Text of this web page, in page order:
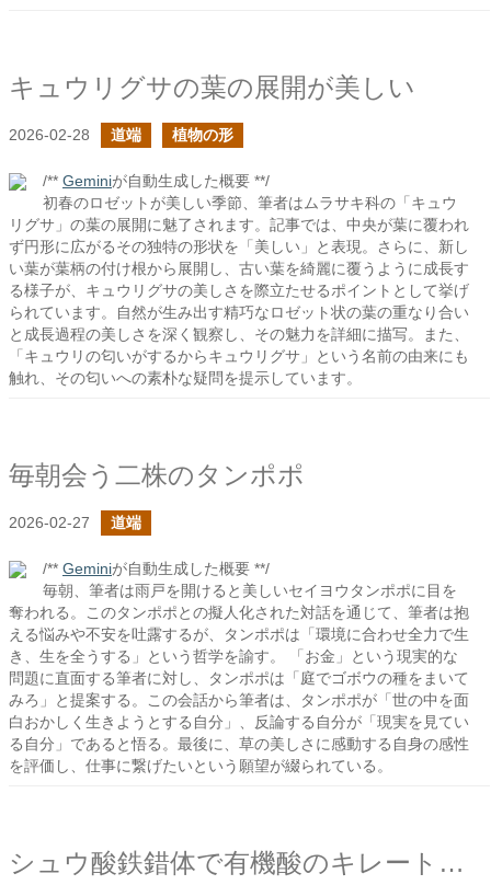
キュウリグサの葉の展開が美しい
2026-02-28 道端 植物の形
/** Geminiが自動生成した概要 **/
初春のロゼットが美しい季節、筆者はムラサキ科の「キュウ
リグサ」の葉の展開に魅了されます。記事では、中央が葉に覆われ
ず円形に広がるその独特の形状を「美しい」と表現。さらに、新し
い葉が葉柄の付け根から展開し、古い葉を綺麗に覆うように成長す
る様子が、キュウリグサの美しさを際立たせるポイントとして挙げ
られています。自然が生み出す精巧なロゼット状の葉の重なり合い
と成長過程の美しさを深く観察し、その魅力を詳細に描写。また、
「キュウリの匂いがするからキュウリグサ」という名前の由来にも
触れ、その匂いへの素朴な疑問を提示しています。
毎朝会う二株のタンポポ
2026-02-27 道端
/** Geminiが自動生成した概要 **/
毎朝、筆者は雨戸を開けると美しいセイヨウタンポポに目を
奪われる。このタンポポとの擬人化された対話を通じて、筆者は抱
える悩みや不安を吐露するが、タンポポは「環境に合わせ全力で生
き、生を全うする」という哲学を諭す。 「お金」という現実的な
問題に直面する筆者に対し、タンポポは「庭でゴボウの種をまいて
みろ」と提案する。この会話から筆者は、タンポポが「世の中を面
白おかしく生きようとする自分」、反論する自分が「現実を見てい
る自分」であると悟る。最後に、草の美しさに感動する自身の感性
を評価し、仕事に繋げたいという願望が綴られている。
シュウ酸鉄錯体で有機酸のキレート作用を見る